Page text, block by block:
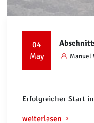
04
May
Manuel
Erfolgreicher Start
weiterlesen